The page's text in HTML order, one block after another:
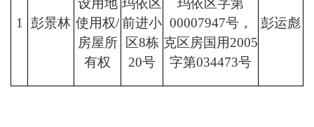
1 彭景林
设用地
使用权/
房屋所
有权
玛依区
前进小
区8栋
20号
玛依区字第
00007947号，
克区房国用2005
字第034473号
彭运彪